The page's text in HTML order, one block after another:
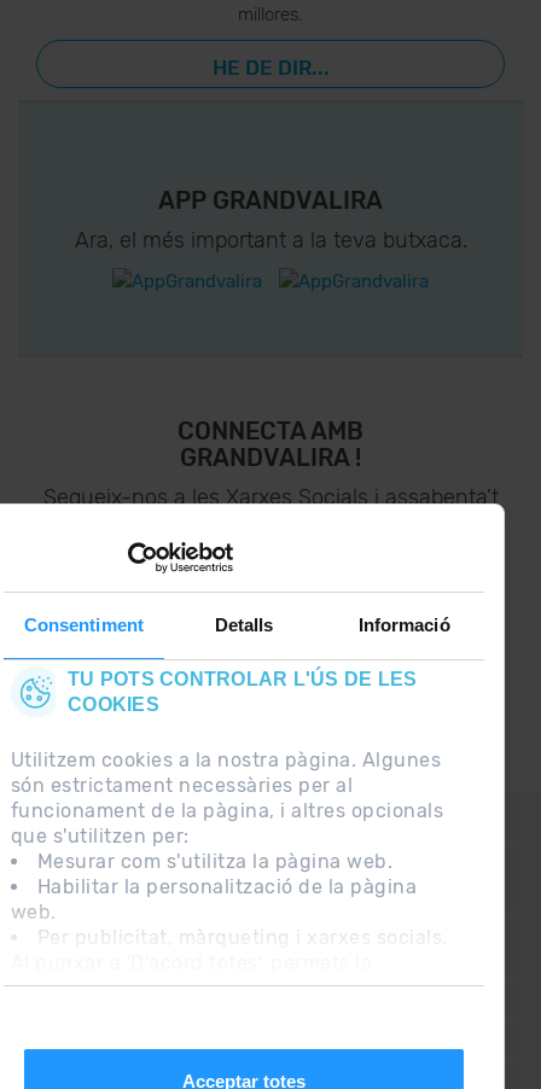
Consentiment Detalls Informació
TU POTS CONTROLAR L'ÚS DE LES
COOKIES
Utilitzem cookies a la nostra pàgina. Algunes
són estrictament necessàries per al
funcionament de la pàgina, i altres opcionals
que s'utilitzen per:
Mesurar com s'utilitza la pàgina web.
Habilitar la personalització de la pàgina
web.
Per publicitat, màrqueting i xarxes socials.
instal·lació de les cookies. Si prefereixes
Acceptar totes
millores.
HE DE DIR...
APP GRANDVALIRA
Ara, el més important a la teva butxaca.
CONNECTA AMB
GRANDVALIRA !
Segueix-nos a les Xarxes Socials i assabenta’t
lo últim el primer :)
CONTACTE
PREGUNTES FREQÜENTS